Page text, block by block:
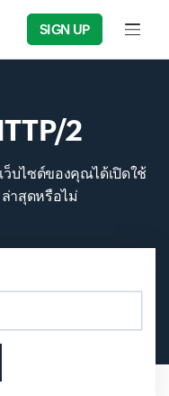
SIGN UP Input
2
บไซต์ของคุณได้เปิดใช้
ล่าสุดหรือไม่